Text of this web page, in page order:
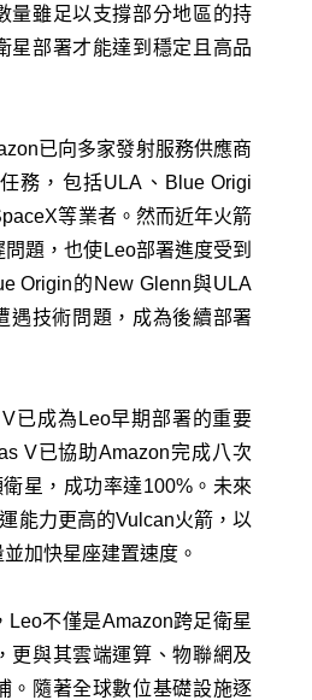
量雖足以支撐部分地區的持
星部署才能達到穩定且高品
已向多家發射服務供應商
務，包括ULA、Blue Origi
等業者。然而近年火箭
題，也使Leo部署進度受到
Origin的New Glenn與ULA
遇技術問題，成為後續部署
已成為Leo早期部署的重要
V已協助Amazon完成八次
星，成功率達100%。未來
能力更高的Vulcan火箭，以
加快星座建置速度。
Leo不僅是Amazon跨足衛星
更與其雲端運算、物聯網及
。隨著全球數位基礎設施逐